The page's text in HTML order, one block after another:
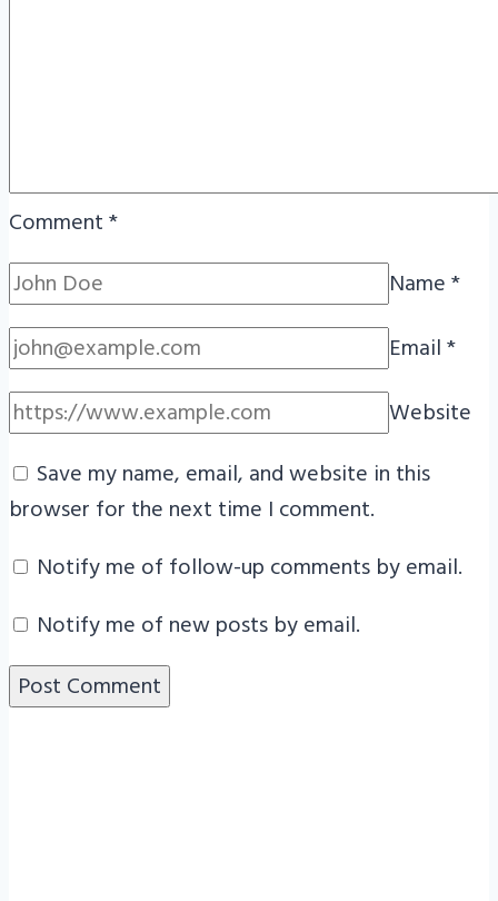
Comment*
Name*
Email*
Website
Save my name, email, and website in this
browser for the next time I comment.
Notify me of follow-up comments by email.
Notify me of new posts by email.